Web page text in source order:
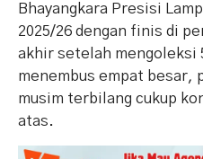
Bhayangkara Presisi
2025/26 dengan finis di
akhir setelah mengoleksi
menembus empat besar,
musim terbilang cukup
atas.